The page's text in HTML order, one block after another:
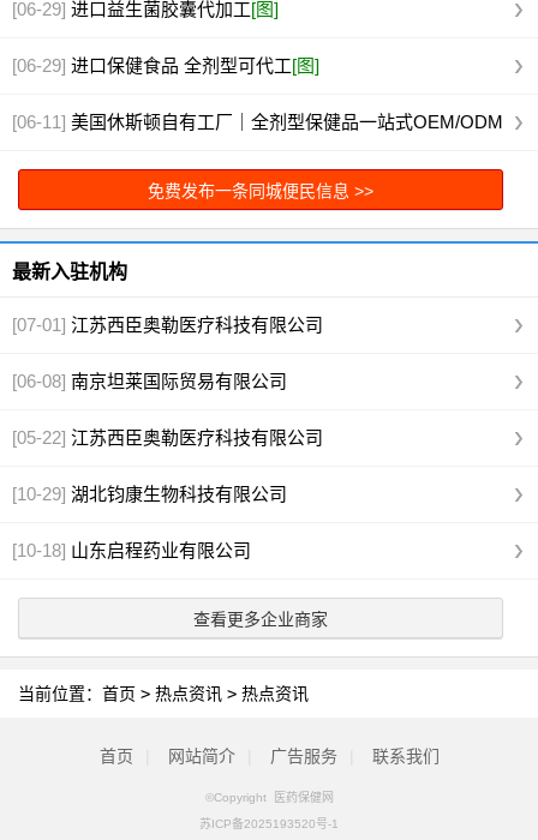
[06-29] 进口益生菌胶囊代加工[图]
[06-29] 进口保健食品 全剂型可代工[图]
[06-11] 美国休斯顿自有工厂｜全剂型保健品一站式OEM/ODM
代工[图]
免费发布一条同城便民信息 >>
最新入驻机构
[07-01] 江苏西臣奥勒医疗科技有限公司
[06-08] 南京坦莱国际贸易有限公司
[05-22] 江苏西臣奥勒医疗科技有限公司
[10-29] 湖北钧康生物科技有限公司
[10-18] 山东启程药业有限公司
查看更多企业商家
当前位置： 首页 > 热点资讯 > 热点资讯
首页 网站简介 广告服务 联系我们
©Copyright 医药保健网
苏ICP备2025193520号-1